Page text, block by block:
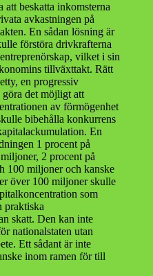
beskatta inkomsterna
avkastningen på
En sådan lösning är
förstöra drivkrafterna
vilket i sin
tillväxttakt. Rätt
en progressiv
det möjligt att
av förmögenhet
bibehålla konkurrens
En
1 procent på
2 procent på
100 miljoner och kanske
över 100 miljoner skulle
som
praktiska
skatt. Den kan inte
nationalstaten utan
Ett sådant är inte
inom ramen för till